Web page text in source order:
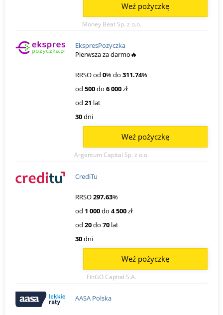
Money Beat Sp. z o.o.
Weź pożyczkę
EkspresPozyczka
Pierwsza za darmo🔥
RRSO od 0% do 311.74%
od 500do 6 000zł
od 21 lat
30dni
Argentum Capital Sp. z o.o.
Weź pożyczkę
CrediTu
RRSO297.63%
od 1 000do 4 500zł
od 20do 70 lat
30dni
FinGO Capital S.A.
Weź pożyczkę
AASA Polska